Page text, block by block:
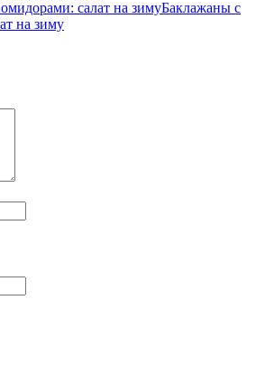
Баклажаны с
на зиму